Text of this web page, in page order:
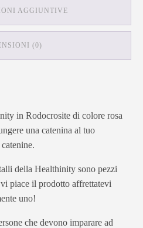
AGGIUNTIVE
(0)
in Rodocrosite di colore rosa
una catenina al tuo
della Healthinity sono pezzi
piace il prodotto affrettatevi
uno!
che devono imparare ad